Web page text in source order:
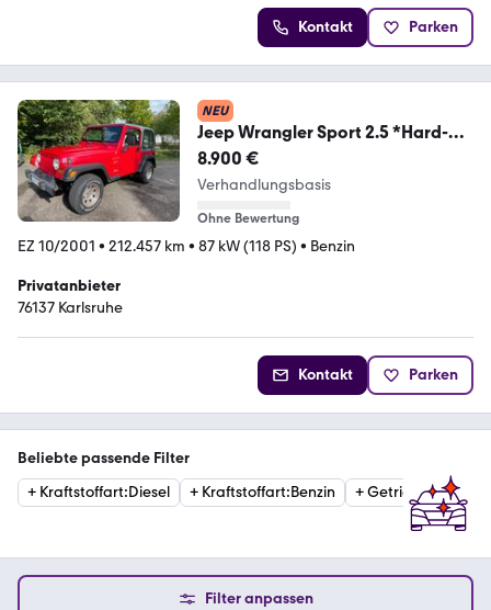
Kontakt Parken
NEU
Jeep Wrangler Sport 2.5 *Hard-
Softtop, AHK, LPG*
8.900 €
Verhandlungsbasis
Ohne Bewertung
EZ 10/2001 • 212.457 km • 87 kW (118 PS) • Benzin
Privatanbieter
76137 Karlsruhe
Kontakt Parken
Beliebte passende Filter
+ Kraftstoffart:Diesel + Kraftstoffart:Benzin +Getriebe:
Filter anpassen